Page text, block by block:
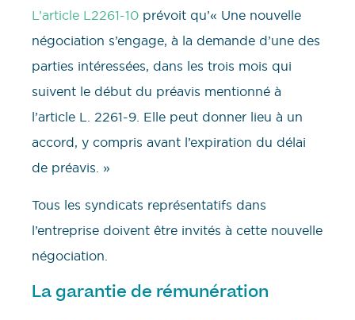
L’article L2261-10 prévoit qu’« Une nouvelle
négociation s’engage, à la demande d’une des
parties intéressées, dans les trois mois qui
suivent le début du préavis mentionné à
l’article L. 2261-9. Elle peut donner lieu à un
accord, y compris avant l’expiration du délai
de préavis. »
Tous les syndicats représentatifs dans
l’entreprise doivent être invités à cette nouvelle
négociation.
La garantie de rémunération